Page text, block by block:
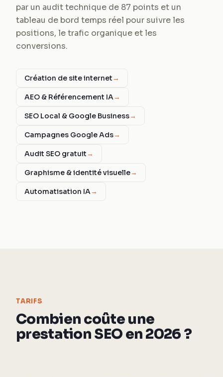
par un audit technique de 87 points et un
tableau de bord temps réel pour suivre les
positions, le trafic organique et les
conversions.
Création de site internet→
AEO & Référencement IA→
SEO Local & Google Business→
Campagnes Google Ads→
Audit SEO gratuit→
Graphisme & identité visuelle→
Automatisation IA→
TARIFS
Combien coûte une
prestation SEO en 2026 ?